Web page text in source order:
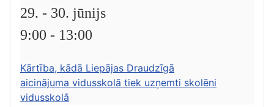
29. - 30. jūnijs
9:00 - 13:00
Kārtība, kādā Liepājas Draudzīgā
aicinājuma vidusskolā tiek uzņemti skolēni
vidusskolā